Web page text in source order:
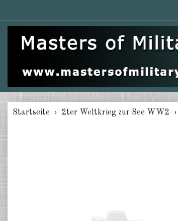
Startseite 2ter Weltkrieg zur See WW2